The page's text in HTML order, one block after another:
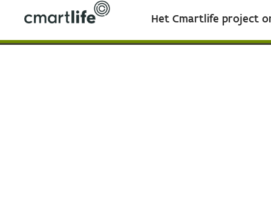
Het Cmartlife project